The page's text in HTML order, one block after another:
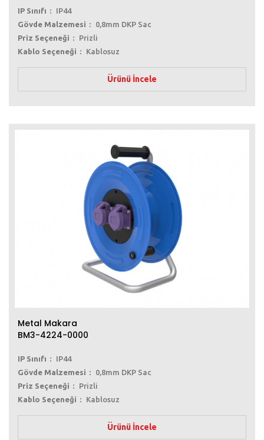
IP Sınıfı
IP44
Gövde Malzemesi
0,8mm DKP Sac
Priz Seçeneği
Prizli
Kablo Seçeneği
Kablosuz
Ürünü İncele
Metal Makara
BM3-4224-0000
IP Sınıfı
IP44
Gövde Malzemesi
0,8mm DKP Sac
Priz Seçeneği
Prizli
Kablo Seçeneği
Kablosuz
Ürünü İncele